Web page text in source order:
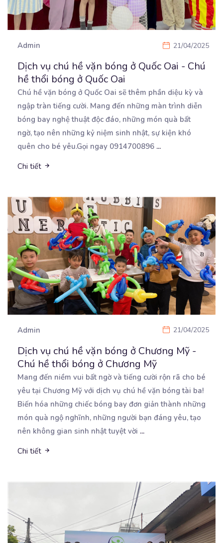
Admin 21/04/2025
Dịch vụ chú hề vặn bóng ở Quốc Oai - Chú
hề thổi bóng ở Quốc Oai
Chú hề vặn bóng ở Quốc Oai sẽ thêm phần diệu kỳ và
ngập tràn tiếng cười. Mang đến những màn trình diễn
bóng bay nghệ thuật độc đáo, những món quà bất
ngờ, tạo nên những kỷ niệm sinh nhật, sự kiện khó
quên cho bé yêu.Gọi ngay 0914700896 ...
Chi tiết
Admin 21/04/2025
Dịch vụ chú hề vặn bóng ở Chương Mỹ -
Chú hề thổi bóng ở Chương Mỹ
Mang đến niềm vui bất ngờ và tiếng cười rộn rã cho bé
yêu tại Chương Mỹ với dịch vụ chú hề vặn bóng tài ba!
Biến hóa những chiếc bóng bay đơn giản thành những
món quà ngộ nghĩnh, những người bạn đáng yêu, tạo
nên không gian sinh nhật tuyệt vời ...
Chi tiết